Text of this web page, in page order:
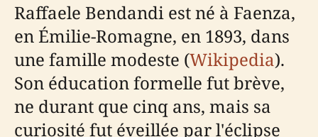
Raffaele Bendandi est né à Faenza,
en Émilie-Romagne, en 1893, dans
une famille modeste (Wikipedia).
Son éducation formelle fut brève,
ne durant que cinq ans, mais sa
curiosité fut éveillée par l'éclipse